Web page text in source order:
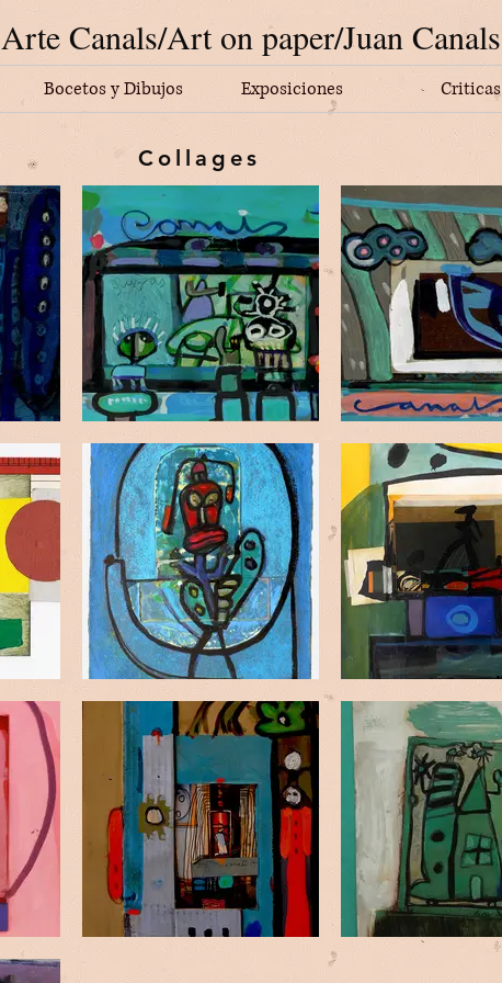
Arte Canals/Art on paper/Juan Canals
Bocetos y Dibujos Exposiciones Criticas
Collages